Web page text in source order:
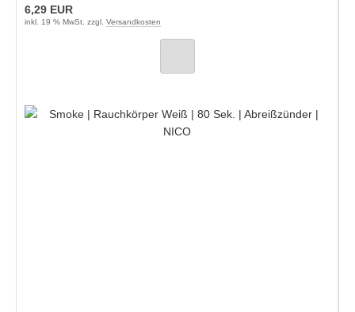
6,29 EUR
inkl. 19 % MwSt. zzgl. Versandkosten